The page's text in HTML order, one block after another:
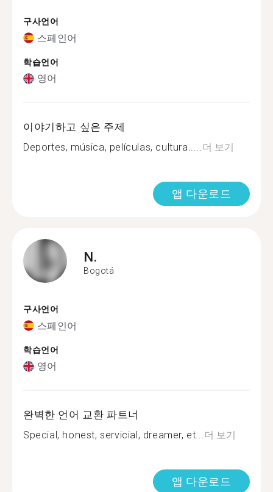
구사언어
스페인어
학습언어
영어
이야기하고 싶은 주제
Deportes, música, películas, cultura.....더 보기
앱 다운로드
N.
Bogotá
구사언어
스페인어
학습언어
영어
완벽한 언어 교환 파트너
Special, honest, servicial, dreamer, et...더 보기
앱 다운로드